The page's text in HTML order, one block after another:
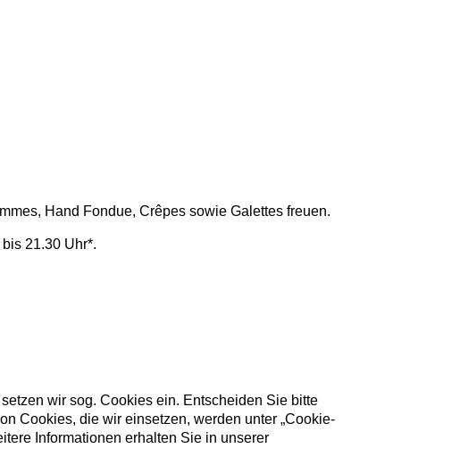
Hand Fondue, Crêpes sowie Galettes freuen.
21.30 Uhr*.
wir sog. Cookies ein. Entscheiden Sie bitte
Cookies, die wir einsetzen, werden unter „Cookie-
Informationen erhalten Sie in unserer